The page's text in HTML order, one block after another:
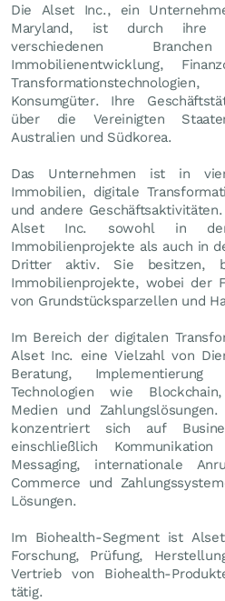
Die Alset Inc., ein
Maryland, ist durch ihre
verschiedenen
Immobilienentwicklung,
Konsumgüter. Ihre
über die Vereinigten
Australien und Südkorea.
Das Unternehmen ist in
Immobilien, digitale
und andere
Alset Inc. sowohl in der
Immobilienprojekte als auch in
Dritter aktiv. Sie besitzen,
Immobilienprojekte, wobei der
von Grundstücksparzellen und
Im Bereich der digitalen
Alset Inc. eine Vielzahl von
Beratung,
Technologien wie
Medien und
konzentriert sich auf
einschließlich
Messaging, internationale
Commerce und
Lösungen.
Im Biohealth-Segment ist
Forschung, Prüfung,
Vertrieb von Biohealth-
tätig.